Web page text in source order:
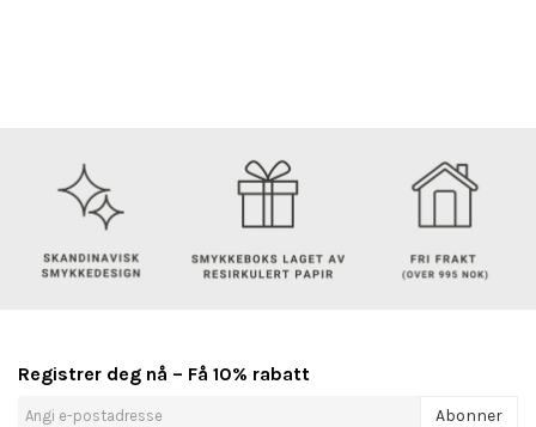
Registrer deg nå – Få 10% rabatt
Abonner